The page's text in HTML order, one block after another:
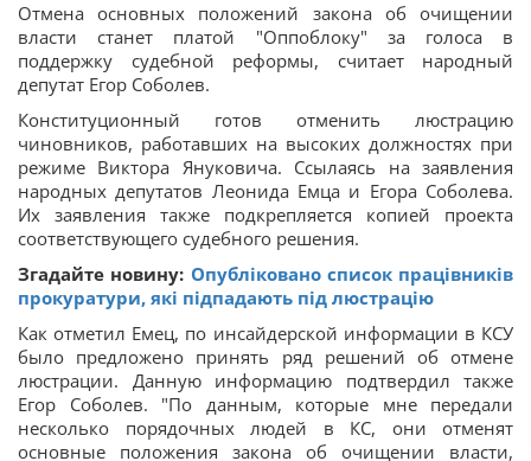
Отмена основных положений закона об очищении
власти станет платой "Оппоблоку" за голоса в
поддержку судебной реформы, считает народный
депутат Егор Соболев.
Конституционный готов отменить люстрацию
чиновников, работавших на высоких должностях при
режиме Виктора Януковича. Ссылаясь на заявления
народных депутатов Леонида Емца и Егора Соболева.
Их заявления также подкрепляется копией проекта
соответствующего судебного решения.
Згадайте новину: Опубліковано список працівників
прокуратури, які підпадають під люстрацію
Как отметил Емец, по инсайдерской информации в КСУ
было предложено принять ряд решений об отмене
люстрации. Данную информацию подтвердил также
Егор Соболев. "По данным, которые мне передали
несколько порядочных людей в КС, они отменят
основные положения закона об очищении власти,